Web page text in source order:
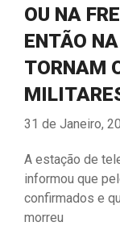
OU NA
ENTÃO
TORNAM
31 de Janeiro,
A estação de
informou que
confirmados e
morreu